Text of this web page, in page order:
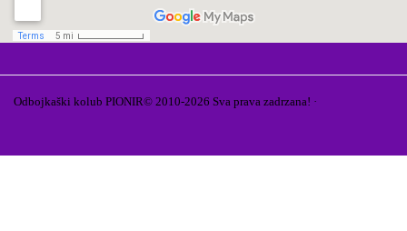
Odbojkaški kolub PIONIR© 2010-2026 Sva prava zadrzana! ·